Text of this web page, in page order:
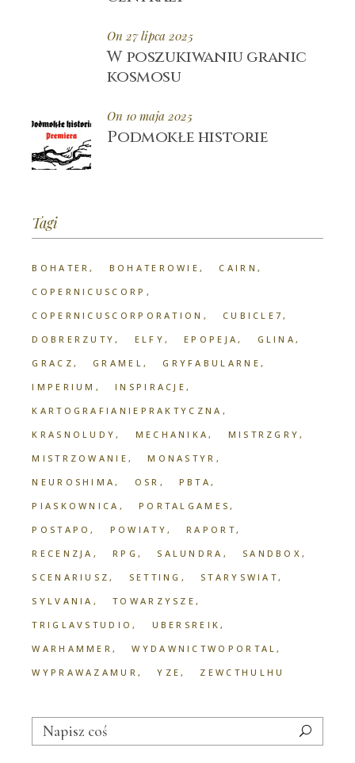
On 27 lipca 2025
W poszukiwaniu granic
kosmosu
On 10 maja 2025
Podmokłe historie
Tagi
BOHATER BOHATEROWIE
CAIRN
COPERNICUSCORP
COPERNICUSCORPORATION
CUBICLE7
DOBRERZUTY
ELFY EPOPEJA
GLINA
GRACZ
GRAMEL
GRYFABULARNE
IMPERIUM
INSPIRACJE
KARTOGRAFIANIEPRAKTYCZNA
KRASNOLUDY
MECHANIKA
MISTRZGRY
MISTRZOWANIE
MONASTYR
NEUROSHIMA
OSR
PBTA
PIASKOWNICA
PORTALGAMES
POSTAPO
POWIATY
RAPORT
RECENZJA
RPG SALUNDRA
SANDBOX
SCENARIUSZ
SETTING
STARYSWIAT
SYLVANIA
TOWARZYSZE
TRIGLAVSTUDIO
UBERSREIK
WARHAMMER
WYDAWNICTWOPORTAL
WYPRAWAZAMUR
YZE ZEWCTHULHU
Search
for: